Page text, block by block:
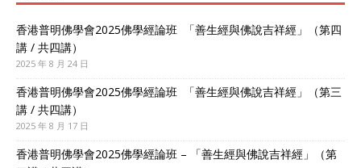
香港普明佛學會2025佛學經論班 「善生經與佛說吉祥經」（第四
講 / 共四講）
2025 年 8 月 24 日
香港普明佛學會2025佛學經論班 「善生經與佛說吉祥經」（第三
講 / 共四講）
2025 年 8 月 17 日
香港普明佛學會2025佛學經論班 – 「善生經與佛說吉祥經」（第